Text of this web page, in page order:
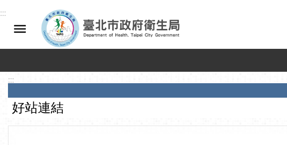
跳到主要內容區塊
:::
:::
好站連結